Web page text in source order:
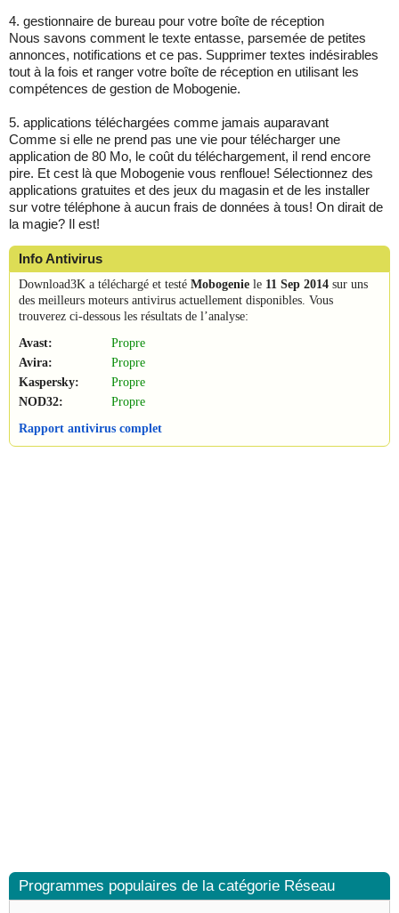
4. gestionnaire de bureau pour votre boîte de réception
Nous savons comment le texte entasse, parsemée de petites
annonces, notifications et ce pas. Supprimer textes indésirables
tout à la fois et ranger votre boîte de réception en utilisant les
compétences de gestion de Mobogenie.
5. applications téléchargées comme jamais auparavant
Comme si elle ne prend pas une vie pour télécharger une
application de 80 Mo, le coût du téléchargement, il rend encore
pire. Et cest là que Mobogenie vous renfloue! Sélectionnez des
applications gratuites et des jeux du magasin et de les installer
sur votre téléphone à aucun frais de données à tous! On dirait de
la magie? Il est!
Info Antivirus
Download3K a téléchargé et testé Mobogenie le 11 Sep 2014 sur uns
des meilleurs moteurs antivirus actuellement disponibles. Vous
trouverez ci-dessous les résultats de l’analyse:
Avast:
Propre
Avira:
Propre
Kaspersky:
Propre
NOD32:
Propre
Rapport antivirus complet
Programmes populaires de la catégorie Réseau